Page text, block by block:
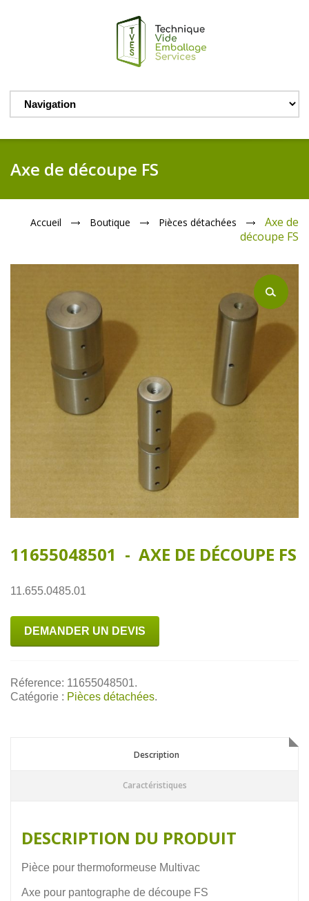
Axe de découpe FS
Accueil Boutique Pièces détachées
Axe de
découpe FS
11655048501 - AXE DE DÉCOUPE FS
11.655.0485.01
DEMANDER UN DEVIS
Réference: 11655048501.
Catégorie : Pièces détachées.
Description
Description
Caractéristiques
DESCRIPTION DU PRODUIT
Pièce pour thermoformeuse Multivac
Axe pour pantographe de découpe FS